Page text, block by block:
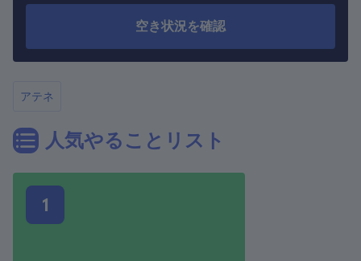
空き状況を確認
アテネ
人気やることリスト
1